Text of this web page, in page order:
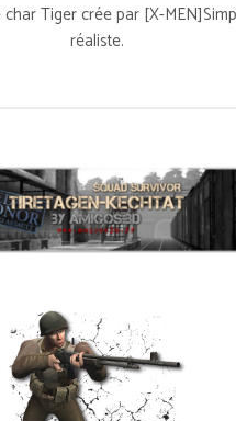
Tiger crée par [X-
réaliste.